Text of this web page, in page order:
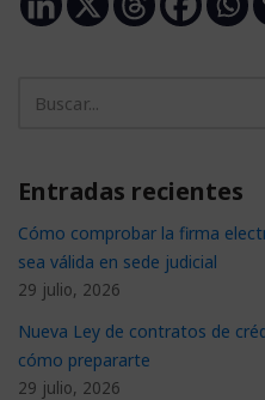
Entradas recientes
Cómo comprobar la firma
sea válida en sede judicial
29 julio, 2026
Nueva Ley de contratos de
cómo prepararte
29 julio, 2026